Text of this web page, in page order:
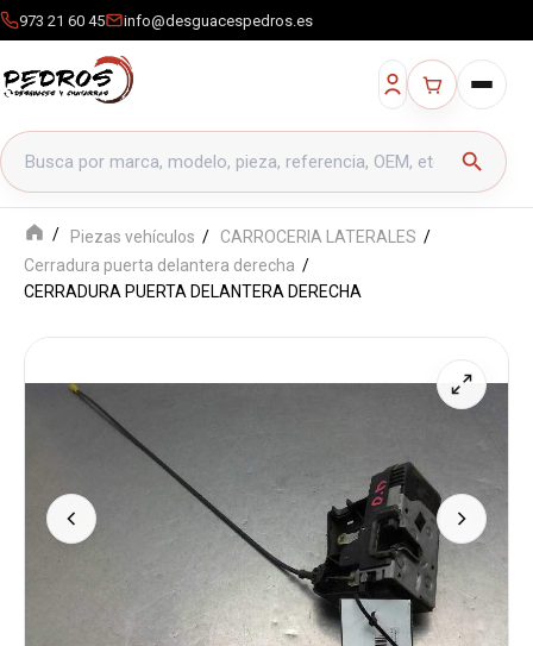
973 21 60 45 info@desguacespedros.es
Buscar productos
search
Piezas vehículos
CARROCERIA LATERALES
Cerradura puerta delantera derecha
CERRADURA PUERTA DELANTERA DERECHA